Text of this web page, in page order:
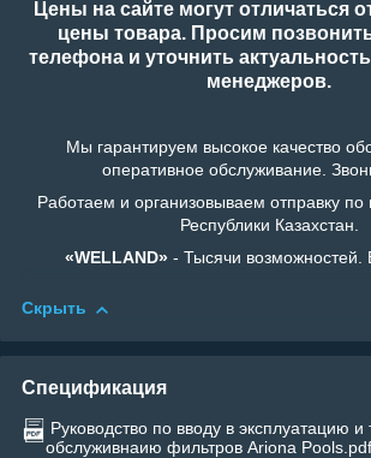
Цены на сайте могут отличаться
цены товара. Просим
телефона и уточнить
менеджеров.
Мы гарантируем высокое качество
оперативное обслуживание.
Работаем и организовываем отправку по
Республики Казахстан.
«WELLAND»- Тысячи возможностей.
Скрыть
Спецификация
Руководство по вводу в эксплуатацию и
обслуживнаию фильтров Ariona Pools.pdf